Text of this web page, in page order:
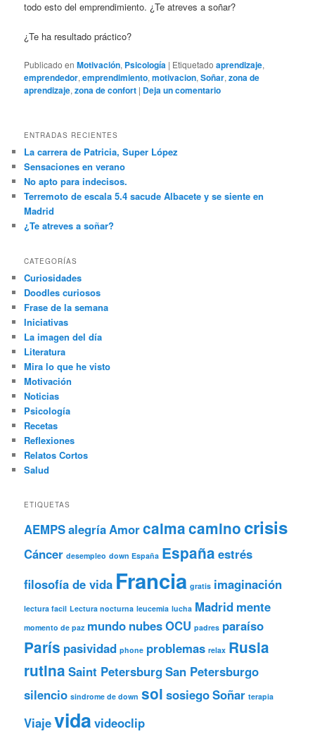
todo esto del emprendimiento. ¿Te atreves a soñar?
¿Te ha resultado práctico?
Publicado en Motivación, Psicología | Etiquetado aprendizaje,
emprendedor,emprendimiento,motivacion,Soñar,zona de
aprendizaje,zona de confort | Deja un comentario
ENTRADAS RECIENTES
La carrera de Patricia, Super López
Sensaciones en verano
No apto para indecisos.
Terremoto de escala 5.4 sacude Albacete y se siente en
Madrid
¿Te atreves a soñar?
CATEGORÍAS
Curiosidades
Doodles curiosos
Frase de la semana
Iniciativas
La imagen del día
Literatura
Mira lo que he visto
Motivación
Noticias
Psicología
Recetas
Reflexiones
Relatos Cortos
Salud
ETIQUETAS
AEMPSalegríaAmorcalmacaminocrisis
Cáncer desempleo down España España estrés
filosofía de vida Francia gratis imaginación
lectura facil Lectura nocturna leucemia lucha Madrid mente
momento de paz mundo nubesOCU padres paraíso
París pasividad phone problemas relax Rusia
rutina Saint Petersburg San Petersburgo
silencio sindrome de down sol sosiegoSoñar terapia
Viajevida videoclip